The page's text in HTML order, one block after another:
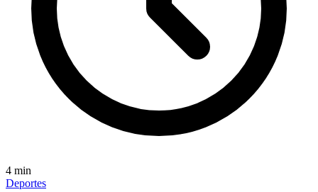
4 min
Deportes